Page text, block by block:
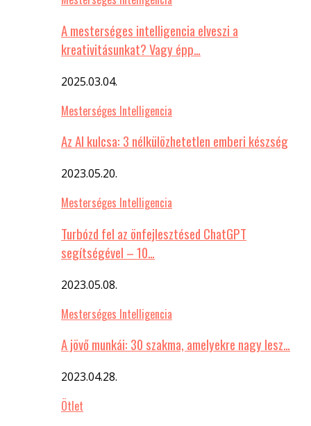
A mesterséges intelligencia elveszi a
kreativitásunkat? Vagy épp…
2025.03.04.
Mesterséges Intelligencia
Az AI kulcsa: 3 nélkülözhetetlen emberi készség
2023.05.20.
Mesterséges Intelligencia
Turbózd fel az önfejlesztésed ChatGPT
segítségével – 10…
2023.05.08.
Mesterséges Intelligencia
A jövő munkái: 30 szakma, amelyekre nagy lesz…
2023.04.28.
Ötlet